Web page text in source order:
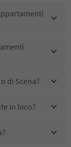
di Scena?
in loco?